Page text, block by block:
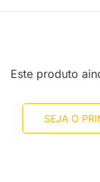
Este produto
SEJA O